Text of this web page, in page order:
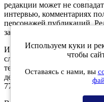
редакции может не
интервью, комментариях
персонажей публикаций.
за текст комментариев
Интернет-портал
службе по надзору в сфере
технологий и массовых
декабря 2019 года.
77189.
Используем куки и
чтобы
Оставаясь с нами, вы